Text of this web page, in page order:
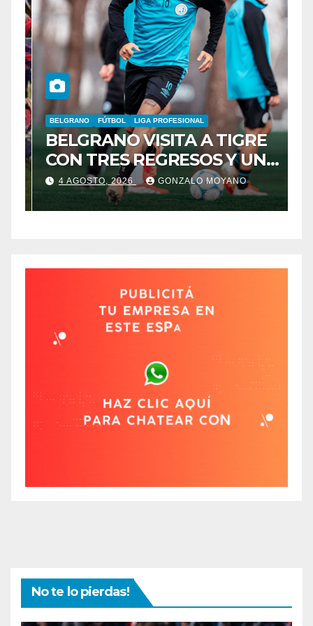
BELGRANO FÚTBOL LIGA PROFESIONAL
BELGRANO VISITA A TIGRE
CON TRES REGRESOS Y UNA
BAJA OBLIGADA
4 AGOSTO, 2026 GONZALO MOYANO
No te lo pierdas!